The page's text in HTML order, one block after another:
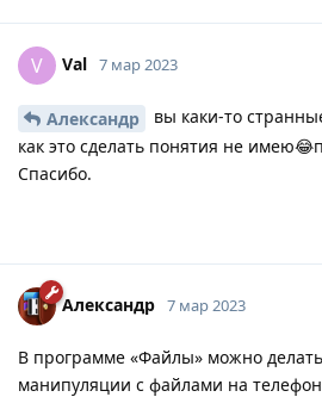
V Val 7 мар 2023
Александр
вы каки-то
как это сделать понятия не
Спасибо.
Александр 7 мар 2023
В программе «Файлы» можно
манипуляции с файлами на